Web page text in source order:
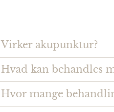
Virker akupunktur?
Hvad kan behandles
Hvor mange